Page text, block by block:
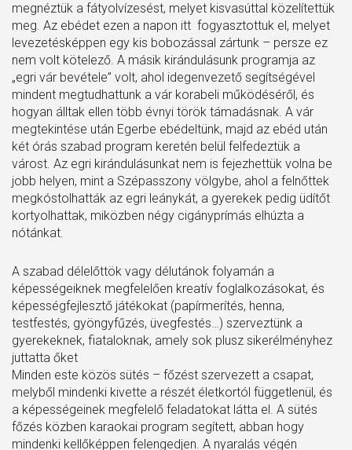
megnéztük a fátyolvízesést, melyet kisvasúttal közelítettük
meg. Az ebédet ezen a napon itt fogyasztottuk el, melyet
levezetésképpen egy kis bobozással zártunk – persze ez
nem volt kötelező. A másik kirándulásunk programja az
„egri vár bevétele” volt, ahol idegenvezető segítségével
mindent megtudhattunk a vár korabeli működéséről, és
hogyan álltak ellen több évnyi török támadásnak. A vár
megtekintése után Egerbe ebédeltünk, majd az ebéd után
két órás szabad program keretén belül felfedeztük a
várost. Az egri kirándulásunkat nem is fejezhettük volna be
jobb helyen, mint a Szépasszony völgybe, ahol a felnőttek
megkóstolhatták az egri leánykát, a gyerekek pedig üdítőt
kortyolhattak, miközben négy cigányprímás elhúzta a
nótánkat.
A szabad délelőttök vagy délutánok folyamán a
képességeiknek megfelelően kreatív foglalkozásokat, és
képességfejlesztő játékokat (papírmerítés, henna,
testfestés, gyöngyfűzés, üvegfestés…) szerveztünk a
gyerekeknek, fiataloknak, amely sok plusz sikerélményhez
juttatta őket
Minden este közös sütés – főzést szervezett a csapat,
melyből mindenki kivette a részét életkortól függetlenül, és
a képességeinek megfelelő feladatokat látta el. A sütés
főzés közben karaokai program segített, abban hogy
mindenki kellőképpen felengedjen. A nyaralás végén